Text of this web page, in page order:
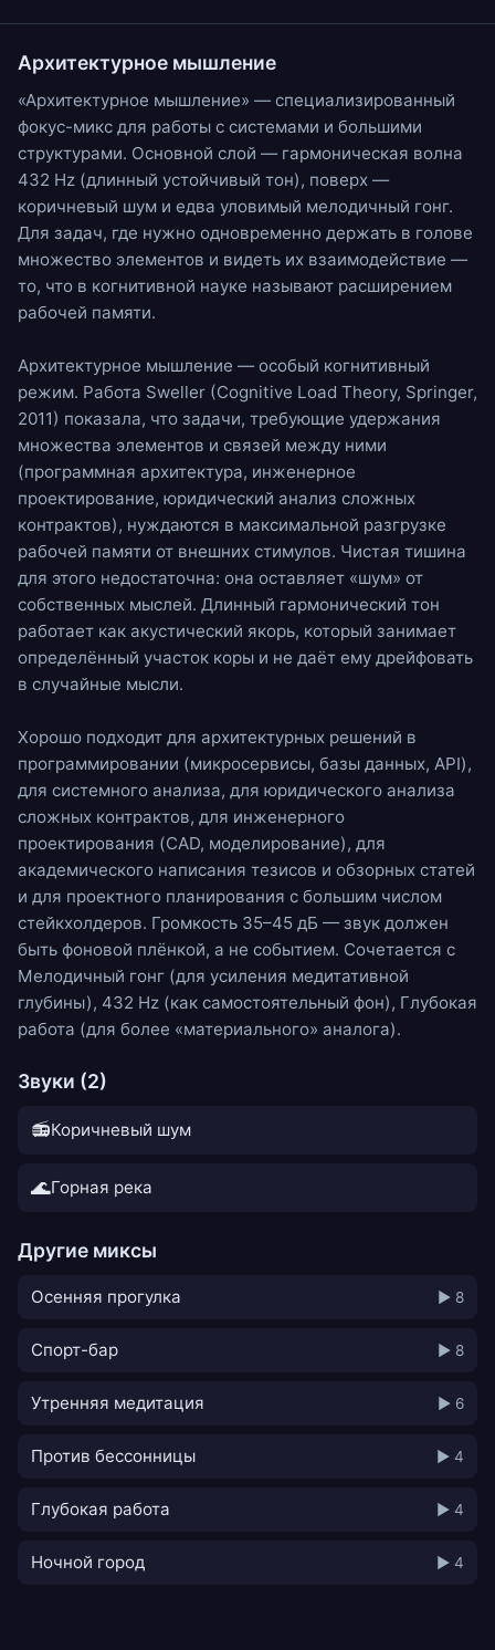
Архитектурное мышление
«Архитектурное мышление» — специализированный
фокус-микс для работы с системами и большими
структурами. Основной слой — гармоническая волна
432 Hz (длинный устойчивый тон), поверх —
коричневый шум и едва уловимый мелодичный гонг.
Для задач, где нужно одновременно держать в голове
множество элементов и видеть их взаимодействие —
то, что в когнитивной науке называют расширением
рабочей памяти.
Архитектурное мышление — особый когнитивный
режим. Работа Sweller (Cognitive Load Theory, Springer,
2011) показала, что задачи, требующие удержания
множества элементов и связей между ними
(программная архитектура, инженерное
проектирование, юридический анализ сложных
контрактов), нуждаются в максимальной разгрузке
рабочей памяти от внешних стимулов. Чистая тишина
для этого недостаточна: она оставляет «шум» от
собственных мыслей. Длинный гармонический тон
работает как акустический якорь, который занимает
определённый участок коры и не даёт ему дрейфовать
в случайные мысли.
Хорошо подходит для архитектурных решений в
программировании (микросервисы, базы данных, API),
для системного анализа, для юридического анализа
сложных контрактов, для инженерного
проектирования (CAD, моделирование), для
академического написания тезисов и обзорных статей
и для проектного планирования с большим числом
стейкхолдеров. Громкость 35–45 дБ — звук должен
быть фоновой плёнкой, а не событием. Сочетается с
Мелодичный гонг (для усиления медитативной
глубины), 432 Hz (как самостоятельный фон), Глубокая
работа (для более «материального» аналога).
Звуки (2)
📻Коричневый шум
🌊Горная река
Другие миксы
Осенняя прогулка ▶ 8
Спорт-бар ▶ 8
Утренняя медитация ▶ 6
Против бессонницы ▶ 4
Глубокая работа ▶ 4
Ночной город ▶ 4